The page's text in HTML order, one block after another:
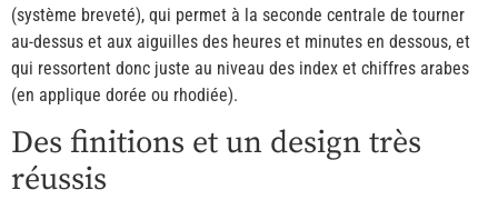
(système breveté), qui permet à la seconde centrale de tourner
au-dessus et aux aiguilles des heures et minutes en dessous, et
qui ressortent donc juste au niveau des index et chiffres arabes
(en applique dorée ou rhodiée).
Des finitions et un design très
réussis